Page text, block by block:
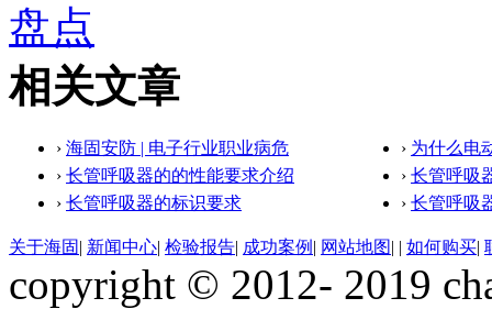
盘点
相关文章
› 海固安防 | 电子行业职业病危 › 为什么电
› 长管呼吸器的的性能要求介绍 › 长管呼吸
› 长管呼吸器的标识要求 › 长管呼吸
关于海固 | 新闻中心| 检验报告| 成功案例 | 网站地图| | 如何购买|
copyright © 2012- 2019